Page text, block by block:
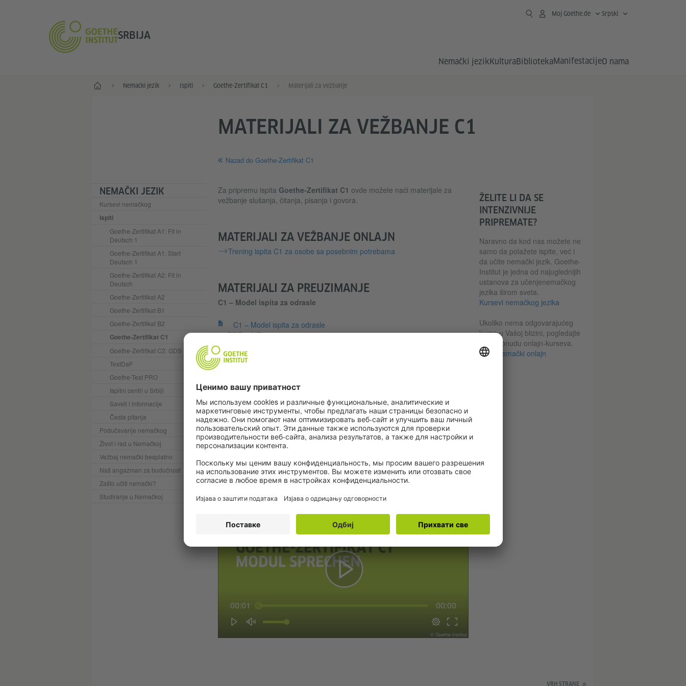
SRBIJA
Moj Goethe.de Srpski
Nemački jezikKulturaBibliotekaManifestacijeO nama
Početak Nemački jezik Ispiti Goethe-Zertifikat C1 Materijali za vežbanje
NEMAČKI JEZIK
Kursevi nemačkog
Ispiti
Goethe-Zertifikat A1: Fit in
Deutsch 1
Goethe-Zertifikat A1: Start
Deutsch 1
Goethe-Zertifikat A2: Fit in
Deutsch
Goethe-Zertifikat A2
Goethe-Zertifikat B1
Goethe-Zertifikat B2
Goethe-Zertifikat C1
Goethe-Zertifikat C2: GDS
TestDaF
Goethe-Test PRO
Ispitni centri u Srbiji
Saveti i informacije
Česta pitanja
Podučavanje nemačkog
Život i rad u Nemačkoj
Vežbaj nemački besplatno
Naš angažman za budućnost
Zašto učiti nemački?
Studiranje u Nemačkoj
MATERIJALI ZA VEŽBANJE C1
Nazad do Goethe-Zertifikat C1
Za pripremu ispita Goethe-Zertifikat C1 ovde možete naći materijale za
vežbanje slušanja, čitanja, pisanja i govora.
MATERIJALI ZA VEŽBANJE ONLAJN
Trening ispita C1 za osobe sa posebnim potrebama
MATERIJALI ZA PREUZIMANJE
C1 – Model ispita za odrasle
C1 – Model ispita za odrasle
(PDF, 2 MB)
C1 – Model ispita za odrasle - modul Slušenje direktno (39:14 Min.)
MB)
00:01 00:00
© Goethe-Institut
ŽELITE LI DA SE
INTENZIVNIJE
PRIPREMATE?
Naravno da kod nas možete ne
samo da polažete ispite, već i
da učite nemački jezik. Goethe-
Institut je jedna od najuglednijih
ustanova za učenjenemačkog
jezika širom sveta.
Kursevi nemačkog jezika
Ukoliko nema odgovarajućeg
kursa u Vašoj blizini, pogledajte
našu ponudu onlajn-kurseva.
Učite nemački onlajn
VRH STRANE